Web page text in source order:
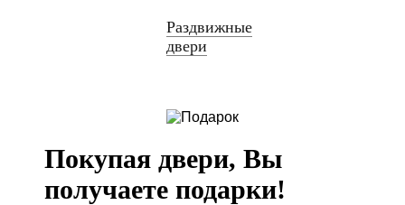
Раздвижные
двери
Покупая двери, Вы
получаете подарки!